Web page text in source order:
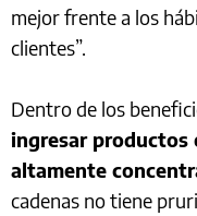
mejor frente a los
clientes”.
Dentro de los
ingresar productos
altamente
cadenas no tiene